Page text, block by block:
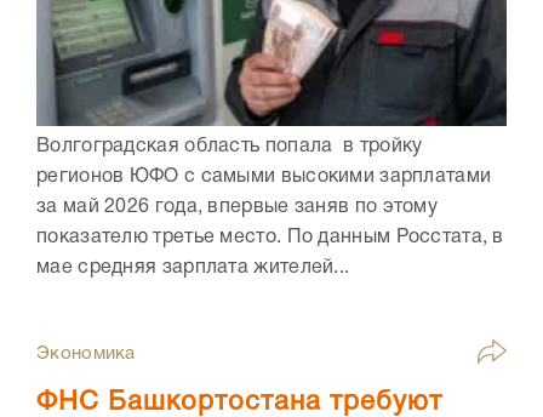
Волгоградская область попала в тройку
регионов ЮФО с самыми высокими зарплатами
за май 2026 года, впервые заняв по этому
показателю третье место. По данным Росстата, в
мае средняя зарплата жителей...
Экономика
ФНС Башкортостана требуют